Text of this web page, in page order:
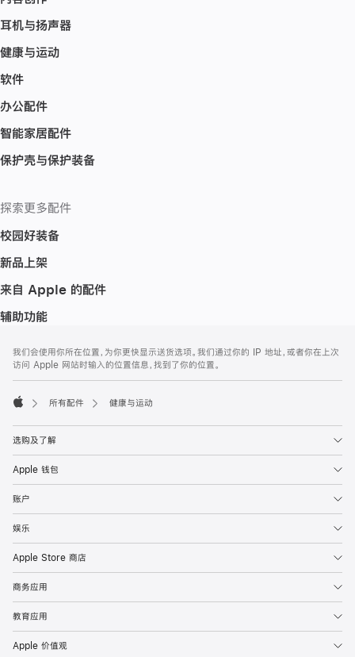
耳机与扬声器
健康与运动
软件
办公配件
智能家居配件
保护壳与保护装备
探索更多配件
校园好装备
新品上架
来自 Apple 的配件
辅助功能
页
页
脚
注
我们会使用你所在位置，为你更快显示送货选项。我们通过你的 IP 地址，或者你在上次
访问 Apple 网站时输入的位置信息，找到了你的位置。
所有配件 健康与运动
选购及了解
Apple 钱包
账户
娱乐
Apple Store 商店
商务应用
教育应用
Apple 价值观